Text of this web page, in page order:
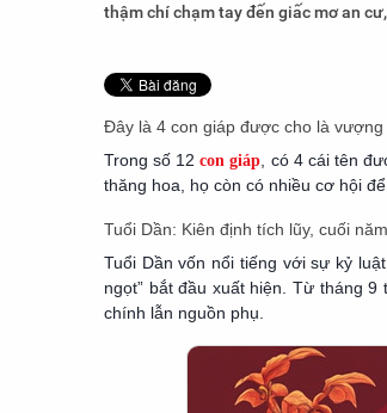
thậm chí chạm tay đến giấc mơ an
Đây là 4 con giáp được cho là
Trong số 12 con giáp , có 4 cái tên
thăng hoa, họ còn có nhiều cơ hội
Tuổi Dần: Kiên định tích lũy, cuối
Tuổi Dần vốn nổi tiếng với sự kỷ
ngọt” bắt đầu xuất hiện. Từ tháng
chính lẫn nguồn phụ.